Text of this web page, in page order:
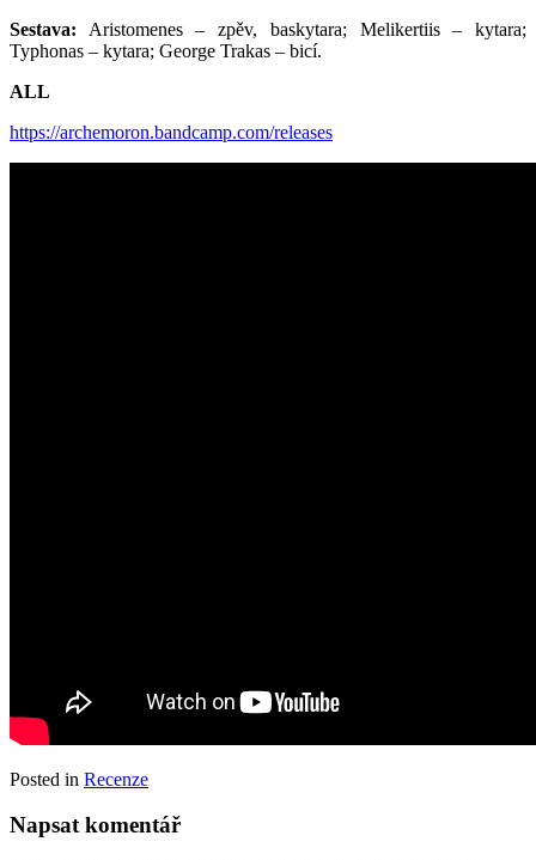
Sestava: Aristomenes – zpěv, baskytara; Melikertiis – kytara;
Typhonas – kytara; George Trakas – bicí.
ALL
https://archemoron.bandcamp.com/releases
Posted in Recenze
Napsat komentář